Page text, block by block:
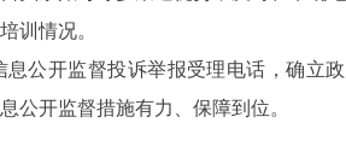
培训情况。
公开监督投诉举报受理电话，确立
公开监督措施有力、保障到位。